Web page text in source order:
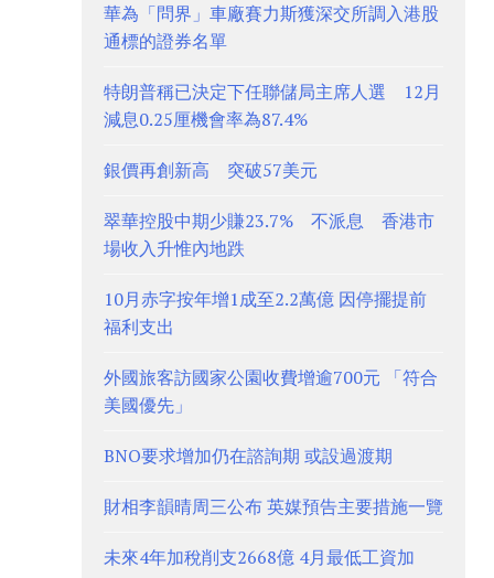
華為「問界」車廠賽力斯獲深交所調入港股
通標的證券名單
特朗普稱已決定下任聯儲局主席人選 12月
減息0.25厘機會率為87.4%
銀價再創新高 突破57美元
翠華控股中期少賺23.7% 不派息 香港市
場收入升惟內地跌
10月赤字按年增1成至2.2萬億 因停擺提前
福利支出
外國旅客訪國家公園收費增逾700元 「符合
美國優先」
BNO要求增加仍在諮詢期 或設過渡期
財相李韻晴周三公布 英媒預告主要措施一覽
未來4年加稅削支2668億 4月最低工資加